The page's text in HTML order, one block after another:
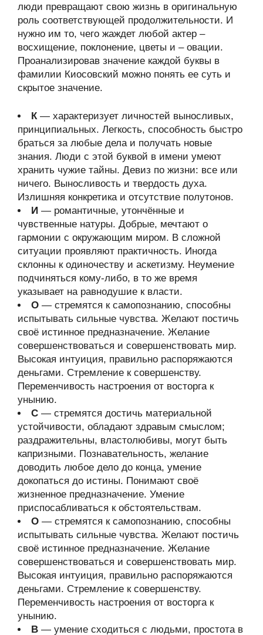
люди превращают свою жизнь в оригинальную
роль соответствующей продолжительности. И
нужно им то, чего жаждет любой актер –
восхищение, поклонение, цветы и – овации.
Проанализировав значение каждой буквы в
фамилии Киосовский можно понять ее суть и
скрытое значение.
К— характеризует личностей выносливых,
принципиальных. Легкость, способность быстро
браться за любые дела и получать новые
знания. Люди с этой буквой в имени умеют
хранить чужие тайны. Девиз по жизни: все или
ничего. Выносливость и твердость духа.
Излишняя конкретика и отсутствие полутонов.
И — романтичные, утончённые и
чувственные натуры. Добрые, мечтают о
гармонии с окружающим миром. В сложной
ситуации проявляют практичность. Иногда
склонны к одиночеству и аскетизму. Неумение
подчиняться кому-либо, в то же время
указывает на равнодушие к власти.
О — стремятся к самопознанию, способны
испытывать сильные чувства. Желают постичь
своё истинное предназначение. Желание
совершенствоваться и совершенствовать мир.
Высокая интуиция, правильно распоряжаются
деньгами. Стремление к совершенству.
Переменчивость настроения от восторга к
унынию.
С — стремятся достичь материальной
устойчивости, обладают здравым смыслом;
раздражительны, властолюбивы, могут быть
капризными. Познавательность, желание
доводить любое дело до конца, умение
докопаться до истины. Понимают своё
жизненное предназначение. Умение
приспосабливаться к обстоятельствам.
О — стремятся к самопознанию, способны
испытывать сильные чувства. Желают постичь
своё истинное предназначение. Желание
совершенствоваться и совершенствовать мир.
Высокая интуиция, правильно распоряжаются
деньгами. Стремление к совершенству.
Переменчивость настроения от восторга к
унынию.
В — умение сходиться с людьми, простота в